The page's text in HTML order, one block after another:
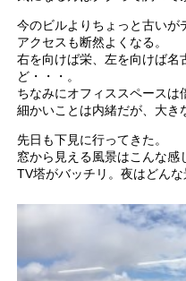
今のビルよりちょっと古いが
アクセスも断然よくなる。
右を向けば栄、左を向けば名
ど・・・。
ちなみにオフィススペースは
細かいことは内緒だが、大き
先日も下見に行ってきた。
窓から見える風景はこんな感
TV塔がバッチリ。夜はどんな